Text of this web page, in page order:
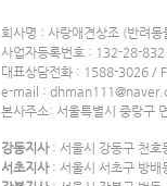
회사명 : 사랑애견상조 (반려
사업자등록번호 : 132-28-
대표상담전화 : 1588-3026 /
e-mail :
본사주소: 서울특별시 중랑구
강동지사: 서울시 강동구 천호
서초지사: 서울시 서초구 방배